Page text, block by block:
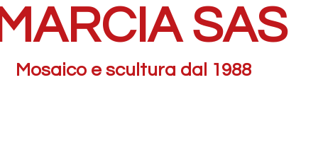
SAS
Mosaico e scultura dal 1988